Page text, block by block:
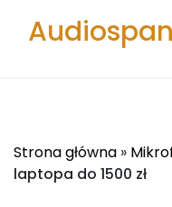
Strona główna »
laptopa do 1500 zł